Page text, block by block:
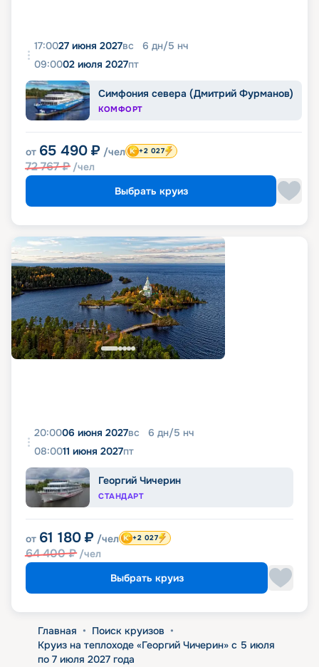
17:0027 июня 2027вс 6 дн/5 нч
09:0002 июля 2027пт
Симфония севера (Дмитрий Фурманов)
КОМФОРТ
от 65 490 ₽ /чел
72 767₽ /чел
+2 027
Выбрать круиз
20:0006 июня 2027вс 6 дн/5 нч
08:0011 июня 2027пт
Георгий Чичерин
СТАНДАРТ
от 61 180 ₽ /чел
64 400₽ /чел
+2 027
Выбрать круиз
Главная • Поиск круизов •
Круиз на теплоходе «Георгий Чичерин» с 5 июля
по 7 июля 2027 года